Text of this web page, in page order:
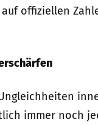
offiziellen
immer noch